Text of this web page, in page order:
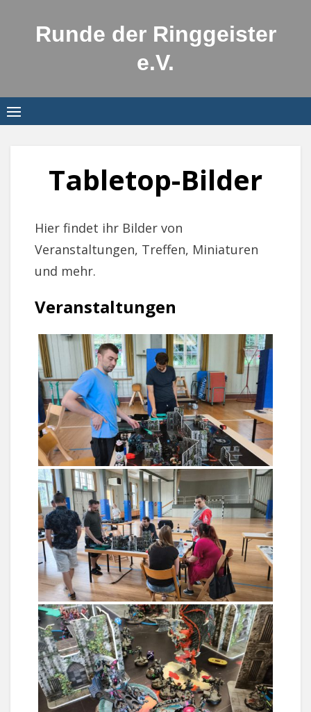
Runde der Ringgeister
e.V.
Tabletop-Bilder
Hier findet ihr Bilder von
Veranstaltungen, Treffen, Miniaturen
und mehr.
Veranstaltungen